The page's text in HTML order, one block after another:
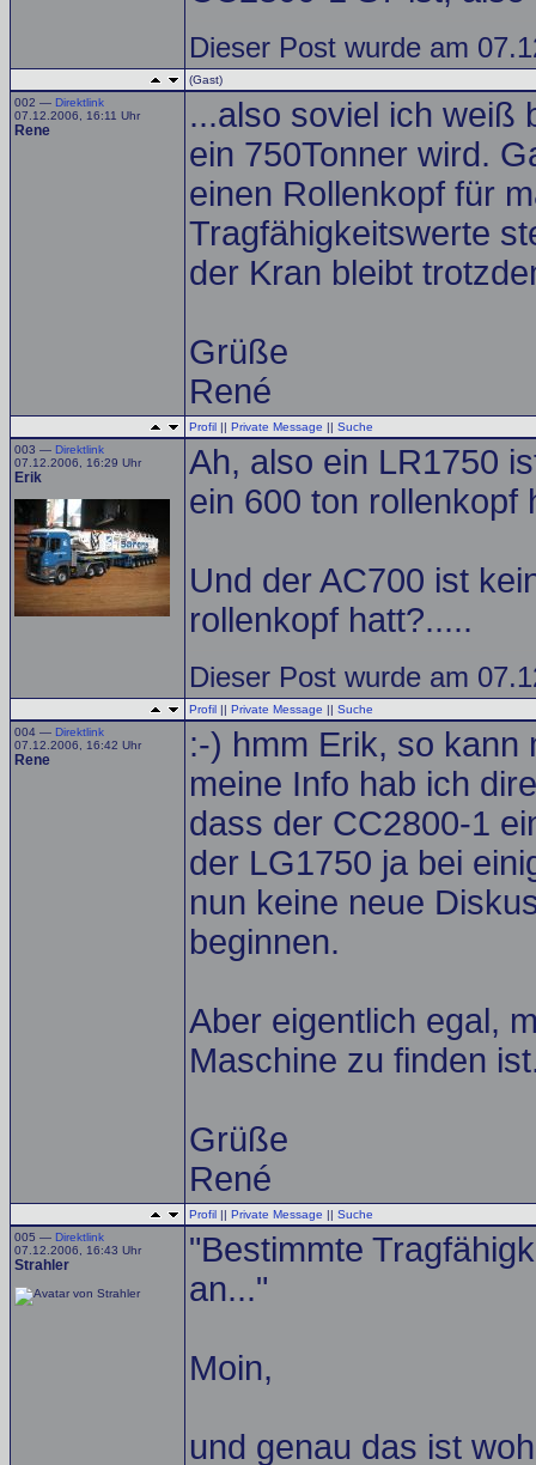
Dieser Post wurde am
(Gast)
002 — Direktlink
07.12.2006, 16:11 Uhr
Rene
...also soviel ich weiß
ein 750Tonner wird.
einen Rollenkopf für
Tragfähigkeitswerte
der Kran bleibt
Grüße
René
Profil || Private Message || Suche
003 — Direktlink
07.12.2006, 16:29 Uhr
Erik
Ah, also ein LR1750
ein 600 ton rollenkopf
Und der AC700 ist
rollenkopf hatt?.....
Dieser Post wurde am
Profil || Private Message || Suche
004 — Direktlink
07.12.2006, 16:42 Uhr
Rene
:-) hmm Erik, so kann
meine Info hab ich
dass der CC2800-1
der LG1750 ja bei
nun keine neue
beginnen.
Aber eigentlich egal,
Maschine zu finden
Grüße
René
Profil || Private Message || Suche
005 — Direktlink
07.12.2006, 16:43 Uhr
Strahler
"Bestimmte
an..."
Moin,
und genau das ist